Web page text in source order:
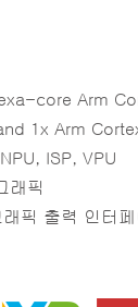
core Arm
1x Arm
ISP, VPU
래픽
픽 출력 인터페
(TSN